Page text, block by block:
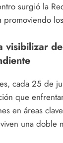
surgió la
promoviendo
visibilizar
cada 25 de
que
en áreas
una